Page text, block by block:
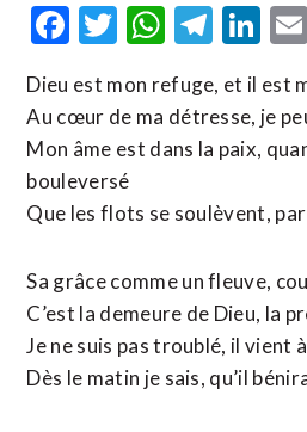
Facebook
Twitter
Dieu est mon refuge, et il est
Au cœur de ma détresse, je
Mon âme est dans la paix,
bouleversé
Que les flots se soulèvent,
Sa grâce comme un fleuve,
C’est la demeure de Dieu, la
Je ne suis pas troublé, il vient
Dès le matin je sais, qu’il